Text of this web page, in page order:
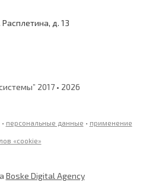
д. 13
2017 • 2026
• персональные данные • применение
«сookie»
Boske Digital Agency